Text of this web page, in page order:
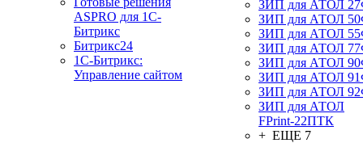
ASPRO для 1С-
Битрикс
Битрикс24
1С-Битрикс:
Управление сайтом
ЗИП для АТОЛ
ЗИП для АТОЛ
ЗИП для АТОЛ
ЗИП для АТОЛ
ЗИП для АТОЛ
ЗИП для АТОЛ
ЗИП для АТОЛ
ЗИП для АТОЛ
FPrint-22ПТК
+ ЕЩЕ 7